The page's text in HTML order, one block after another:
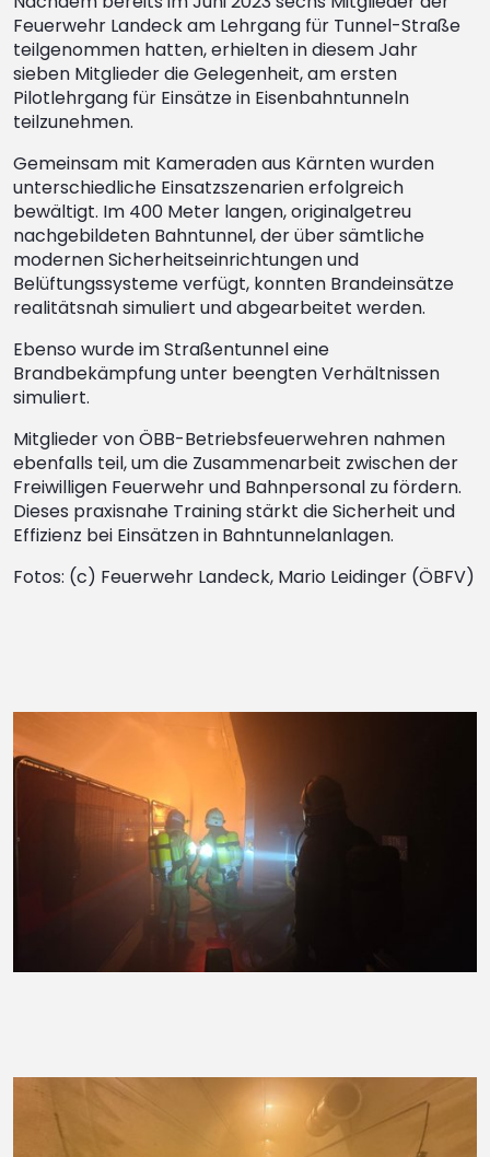
Feuerwehr Landeck am Lehrgang für Tunnel-Straße
teilgenommen hatten, erhielten in diesem Jahr
sieben Mitglieder die Gelegenheit, am ersten
Pilotlehrgang für Einsätze in Eisenbahntunneln
teilzunehmen.
Gemeinsam mit Kameraden aus Kärnten wurden
unterschiedliche Einsatzszenarien erfolgreich
bewältigt. Im 400 Meter langen, originalgetreu
nachgebildeten Bahntunnel, der über sämtliche
modernen Sicherheitseinrichtungen und
Belüftungssysteme verfügt, konnten Brandeinsätze
realitätsnah simuliert und abgearbeitet werden.
Ebenso wurde im Straßentunnel eine
Brandbekämpfung unter beengten Verhältnissen
simuliert.
Mitglieder von ÖBB-Betriebsfeuerwehren nahmen
ebenfalls teil, um die Zusammenarbeit zwischen der
Freiwilligen Feuerwehr und Bahnpersonal zu fördern.
Dieses praxisnahe Training stärkt die Sicherheit und
Effizienz bei Einsätzen in Bahntunnelanlagen.
Fotos: (c) Feuerwehr Landeck, Mario Leidinger (ÖBFV)